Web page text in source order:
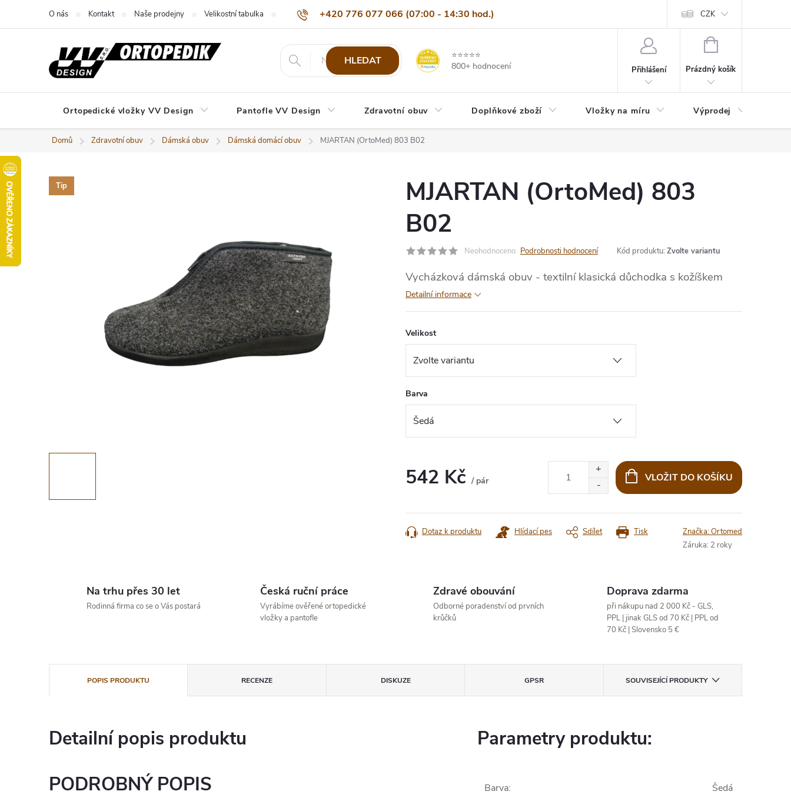
+420 776 077 066 (07:00 - 14:30 hod.)
info@eshop-vvdesign.cz
O nás Kontakt Naše prodejny Velikostní tabulka Nejčastější dotazy Naši odběratelé Doprava a platba Vrácení, výměna nebo
CZK
HLEDAT
⭐⭐⭐⭐⭐
800+ hodnocení
Přihlášení
NÁKUPNÍ
Prázdný košík
Ortopedické vložky VV Design Pantofle VV Design Zdravotní obuv Doplňkové zboží Vložky na míru Výprodej
Domů Zdravotní obuv Dámská obuv Dámská domácí obuv MJARTAN (OrtoMed) 803 B02
Tip
MJARTAN (OrtoMed) 803
B02
Neohodnoceno Podrobnosti hodnocení Kód produktu: Zvolte variantu
Vycházková dámská obuv - textilní klasická důchodka s kožíškem
Detailní informace
Velikost
Barva
542 Kč / pár
VLOŽIT DO KOŠÍKU
Tisk
Dotaz k produktu Hlídací pes Sdílet Značka:Ortomed
Záruka: 2 roky
Na trhu přes 30 let
Rodinná firma co se o Vás postará
Česká ruční práce
Vyrábíme ověřené ortopedické
vložky a pantofle
Zdravé obouvání
Odborné poradenství od prvních
krůčků
Doprava zdarma
při nákupu nad 2 000 Kč - GLS,
PPL | jinak GLS od 70 Kč | PPL od
70 Kč | Slovensko 5 €
POPIS PRODUKTU RECENZE DISKUZE GPSR SOUVISEJÍCÍ PRODUKTY
Detailní popis produktu
PODROBNÝ POPIS
Parametry produktu:
Barva: Šedá